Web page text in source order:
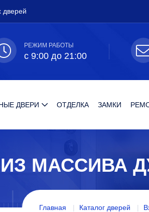
дверей
РЕЖИМ РАБОТЫ
с 9:00 до 21:00
ДВЕРИ ОТДЕЛКА ЗАМКИ
МАССИВА
Главная Каталог дверей